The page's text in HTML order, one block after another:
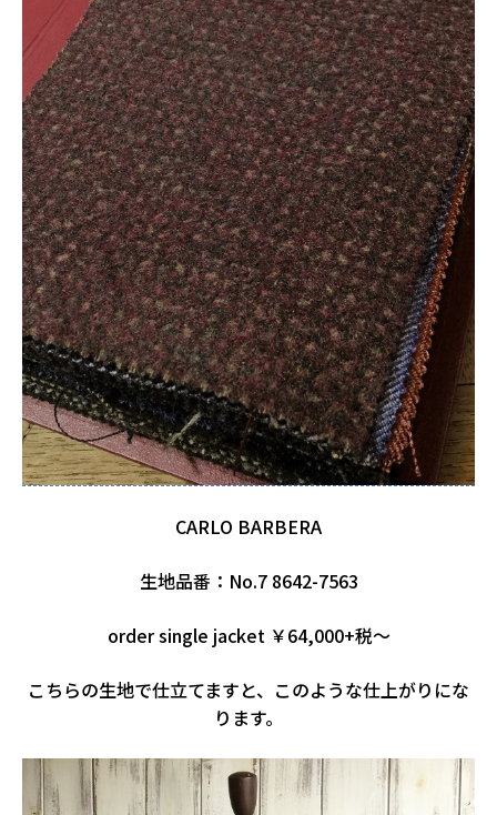
CARLO BARBERA
生地品番：No.7 8642-7563
order single jacket ￥64,000+税～
こちらの生地で仕立てますと、このような仕上がりにな
ります。